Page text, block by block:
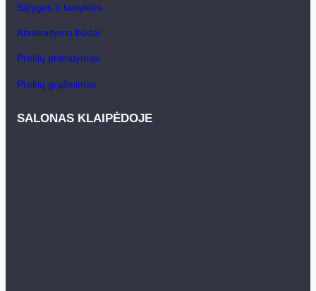
Sąlygos ir taisyklės
Atsiskaitymo būdai
Prekių pristatymas
Prekių grąžinimas
SALONAS KLAIPĖDOJE